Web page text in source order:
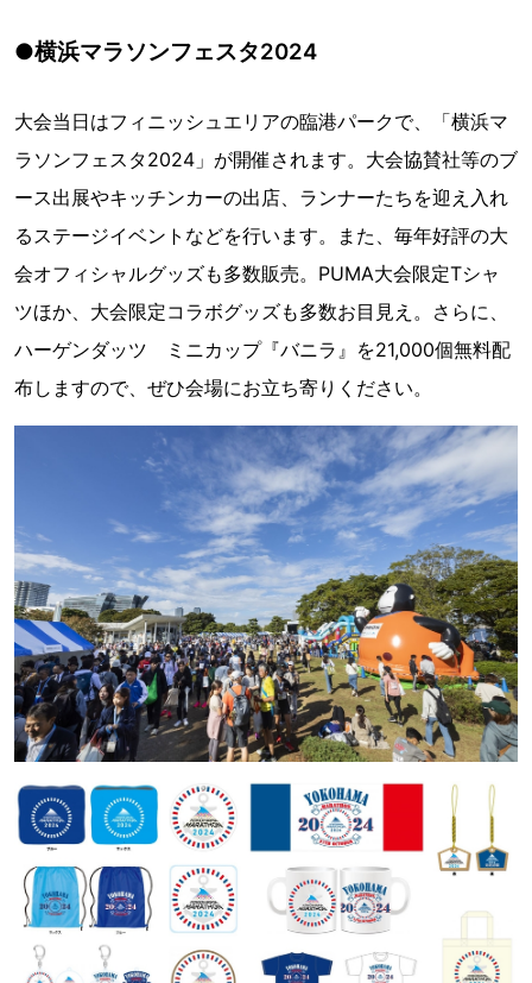
●横浜マラソンフェスタ2024
大会当日はフィニッシュエリアの臨港パークで、「横浜マ
ラソンフェスタ2024」が開催されます。大会協賛社等のブ
ース出展やキッチンカーの出店、ランナーたちを迎え入れ
るステージイベントなどを行います。また、毎年好評の大
会オフィシャルグッズも多数販売。PUMA大会限定Tシャ
ツほか、大会限定コラボグッズも多数お目見え。さらに、
ハーゲンダッツ ミニカップ『バニラ』を21,000個無料配
布しますので、ぜひ会場にお立ち寄りください。